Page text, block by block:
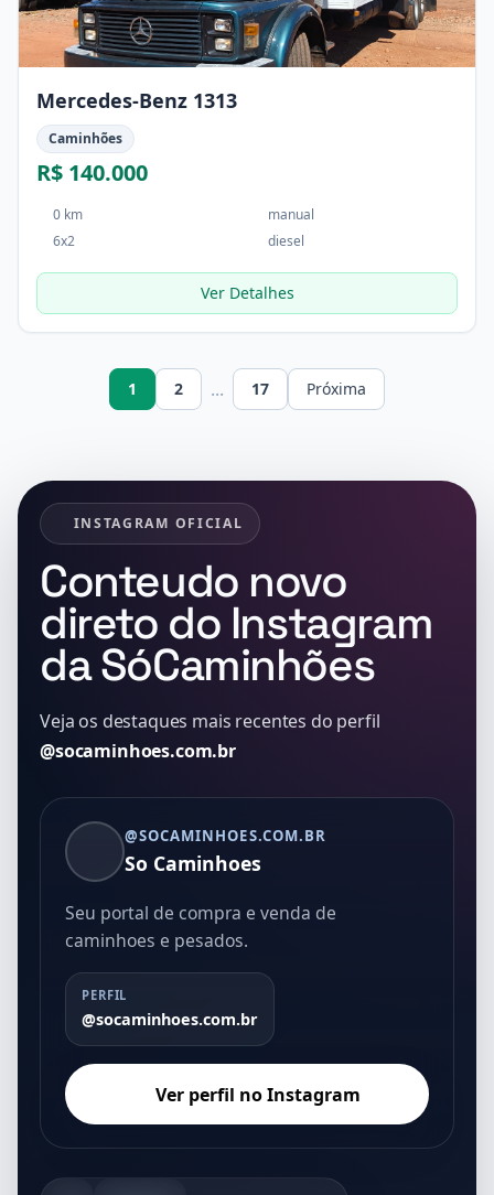
Mercedes-Benz 1313
Caminhões
R$ 140.000
0 km
manual
6x2
diesel
Ver Detalhes
1 2 ... 17 Próxima
INSTAGRAM OFICIAL
Conteudo novo
direto do Instagram
da SóCaminhões
Veja os destaques mais recentes do perfil
@socaminhoes.com.br
@SOCAMINHOES.COM.BR
So Caminhoes
Seu portal de compra e venda de
caminhoes e pesados.
PERFIL
@socaminhoes.com.br
Ver perfil no Instagram